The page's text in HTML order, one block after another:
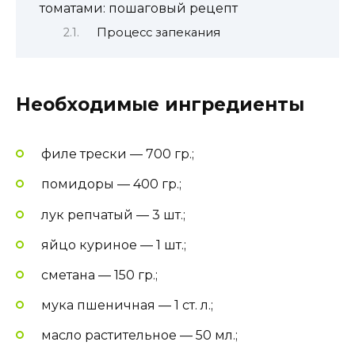
томатами: пошаговый рецепт
Процесс запекания
Необходимые ингредиенты
филе трески — 700 гр.;
помидоры — 400 гр.;
лук репчатый — 3 шт.;
яйцо куриное — 1 шт.;
сметана — 150 гр.;
мука пшеничная — 1 ст. л.;
масло растительное — 50 мл.;